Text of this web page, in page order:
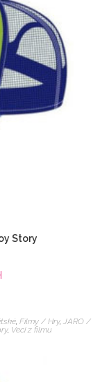
Story
Filmy / Hry, JARO /
, Veci z filmu